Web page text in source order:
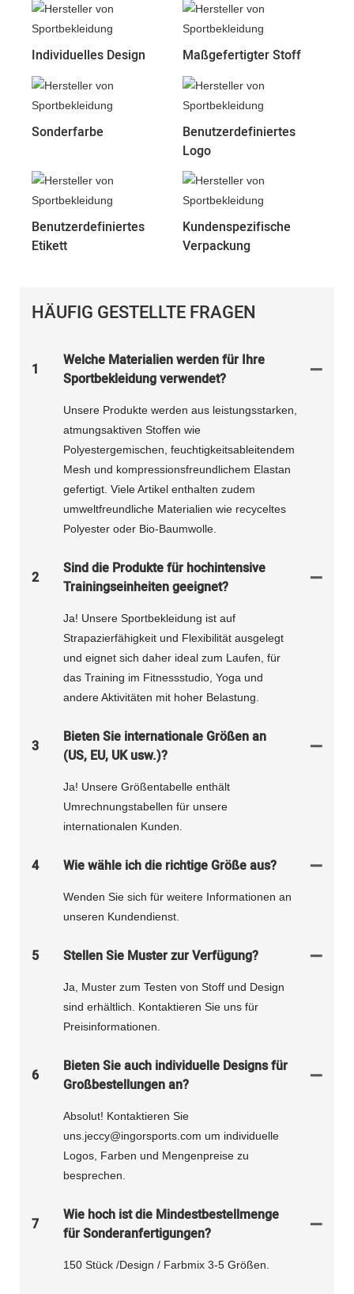
Individuelles Design Maßgefertigter Stoff
Sonderfarbe
Benutzerdefiniertes
Logo
Benutzerdefiniertes
Etikett
Kundenspezifische
Verpackung
HÄUFIG GESTELLTE FRAGEN
1
Welche Materialien werden für Ihre
Sportbekleidung verwendet?
Unsere Produkte werden aus leistungsstarken,
atmungsaktiven Stoffen wie
Polyestergemischen, feuchtigkeitsableitendem
Mesh und kompressionsfreundlichem Elastan
gefertigt. Viele Artikel enthalten zudem
umweltfreundliche Materialien wie recyceltes
Polyester oder Bio-Baumwolle.
2
Sind die Produkte für hochintensive
Trainingseinheiten geeignet?
Ja! Unsere Sportbekleidung ist auf
Strapazierfähigkeit und Flexibilität ausgelegt
und eignet sich daher ideal zum Laufen, für
das Training im Fitnessstudio, Yoga und
andere Aktivitäten mit hoher Belastung.
3
Bieten Sie internationale Größen an
(US, EU, UK usw.)?
Ja! Unsere Größentabelle enthält
Umrechnungstabellen für unsere
internationalen Kunden.
4 Wie wähle ich die richtige Größe aus?
Wenden Sie sich für weitere Informationen an
unseren Kundendienst.
5 Stellen Sie Muster zur Verfügung?
Ja, Muster zum Testen von Stoff und Design
sind erhältlich. Kontaktieren Sie uns für
Preisinformationen.
6
Bieten Sie auch individuelle Designs für
Großbestellungen an?
Absolut! Kontaktieren Sie
uns.jeccy@ingorsports.com um individuelle
Logos, Farben und Mengenpreise zu
besprechen.
7
Wie hoch ist die Mindestbestellmenge
für Sonderanfertigungen?
150 Stück /Design / Farbmix 3-5 Größen.